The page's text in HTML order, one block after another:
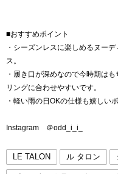
■おすすめポイント
・シーズンレスに楽しめるヌー
ス。
・履き口が深めなので今時期は
リングに合わせやすいです。
・軽い雨の日OKの仕様も嬉しいポ
Instagram ＠odd_i_i_
LE TALON ル タロン